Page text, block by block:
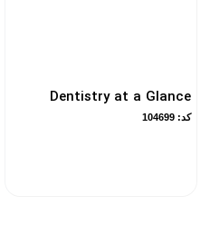
Dentistry at a Glance
کد: 104699